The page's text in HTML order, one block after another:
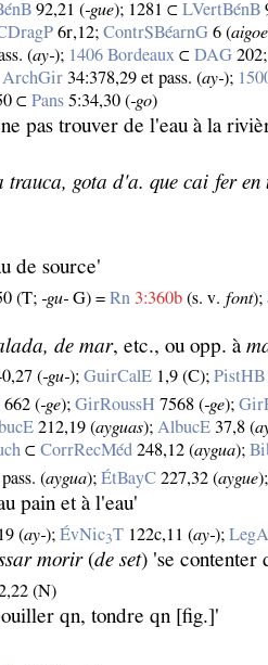
92,21 (‑gue); 1281 ⊂LVertBénB
6r,12;ContrSBéarnG 6 (aigoe
(ay‑); 1406 Bordeaux ⊂DAG 202;
ArchGir 34:378,29 et pass. (ay‑);
⊂Pans 5:34,30 (‑go)
pas trouver de l'eau à la
trauca, gota d'a. que cai fer
de source'
(T;‑gu‑ G) =Rn 3:360b (s. v. font);
de mar, etc., ou opp. à
(‑gu‑);GuirCalE 1,9 (C);PistHB
662 (‑ge);GirRoussH 7568 (‑ge);
212,19 (ayguas);AlbucE 37,8 (
⊂CorrRecMéd 248,12 (aygua);
(aygua);ÉtBayC 227,32 (aygue
pain et à l'eau'
(ay‑);ÉvNic3T 122c,11 (ay‑);
morir(de set) 'se contenter
(N)
qn, tondre qn [fig.]'